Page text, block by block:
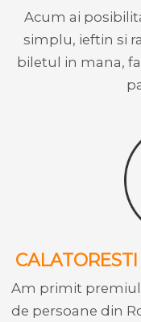
Acum ai
simplu, ieftin si
biletul in mana,
Am primit
de persoane din